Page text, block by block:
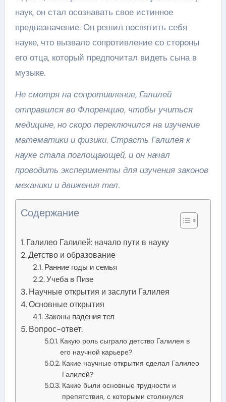
наук, он стал осознавать свое истинное
предназначение. Он решил посвятить себя
науке, что вызвало сопротивление со стороны
его отца, который предпочитал видеть сына в
музыке.
Не смотря на сопротивление, Галилей
отправился во Флоренцию, чтобы учиться
медицине, но скоро переключился на изучение
математики и физики. Страсть Галилея к
науке стала поглощающей, и он начал
проводить эксперименты для изучения законов
механики и движения тел.
Содержание
Галилео Галилей: начало пути в науку
Детство и образование
Ранние годы и семья
Учеба в Пизе
Научные открытия и заслуги Галилея
Основные открытия
Законы падения тел
Вопрос-ответ:
Какую роль сыграло детство Галилея в
его научной карьере?
Какие научные открытия сделал Галилео
Галилей?
Какие были основные трудности и
препятствия, с которыми столкнулся